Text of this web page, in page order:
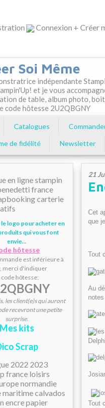
Connexion + Créer
Soi Même
indépendante
et je vous
de table, album photo,
code hôtesse 2U2QBGNY
Catalogues
de fidélité
Newsletter
le logo pour acheter en
qui vous font
envie...
hôtesse
est inférieure à
merci d'indiquer
code hôtesse;
les client(e)s qui auront
recevront une petite
surprise.
Mes kits
Scrap
21
Cet
que
Tout
Au
Tout